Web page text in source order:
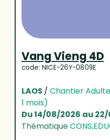
Vang Vieng 4D
code: NICE-26Y-0809E
LAOS / Chantier
1 mois)
Du 14/08/2026 au
Thématique